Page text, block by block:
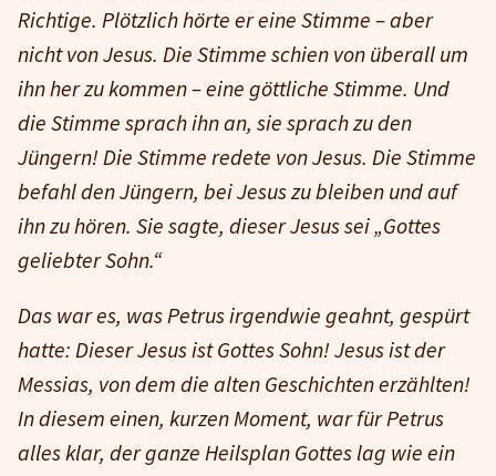
Richtige. Plötzlich hörte er eine Stimme – aber
nicht von Jesus. Die Stimme schien von überall um
ihn her zu kommen – eine göttliche Stimme. Und
die Stimme sprach ihn an, sie sprach zu den
Jüngern! Die Stimme redete von Jesus. Die Stimme
befahl den Jüngern, bei Jesus zu bleiben und auf
ihn zu hören. Sie sagte, dieser Jesus sei „Gottes
geliebter Sohn.“
Das war es, was Petrus irgendwie geahnt, gespürt
hatte: Dieser Jesus ist Gottes Sohn! Jesus ist der
Messias, von dem die alten Geschichten erzählten!
In diesem einen, kurzen Moment, war für Petrus
alles klar, der ganze Heilsplan Gottes lag wie ein